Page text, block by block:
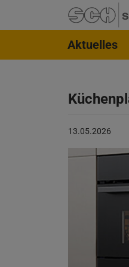
Springe zur
Springe zur
Springe zum
Springe zum
Aktuelles
Beitrag
am:
13.05.2026